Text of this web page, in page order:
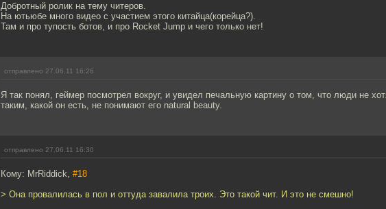
Добротный ролик на тему читеров.
На ютьюбе много видео с участием этого китайца(корейца?).
Там и про тупость ботов, и про Rocket Jump и чего только нет!
отправлено 27.06.11 16:26
Я так понял, геймер посмотрел вокруг, и увидел печальную картину о том, что люди не
таким, какой он есть, не понимают его natural beauty.
отправлено 27.06.11 16:30
Кому: MrRiddick, #18
> Она провалилась в пол и оттуда завалила троих. Это такой чит. И это не смешно!